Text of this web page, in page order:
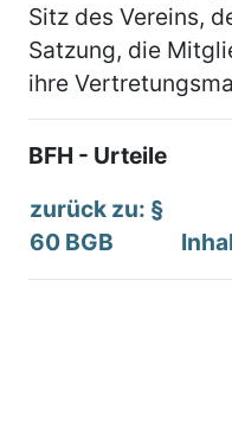
Sitz des Vereins,
Satzung, die
ihre
BFH - Urteile
zurück zu: §
60 BGB